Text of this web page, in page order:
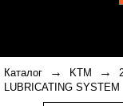
Каталог → KTM →
LUBRICATING SYSTEM